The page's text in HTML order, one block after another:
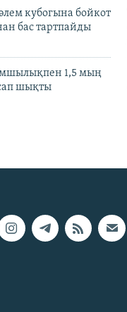
кубогына бойкот
бас тартпайды
1,5 мың
шықты